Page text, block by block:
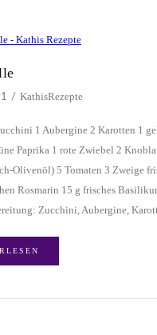
KathisRezepte
1 Aubergine 2 Karotten 1
Paprika 1 rote Zwiebel 2
Olivenöl) 5 Tomaten 3 Zweige
Rosmarin 15 g frisches
Zucchini, Aubergine,